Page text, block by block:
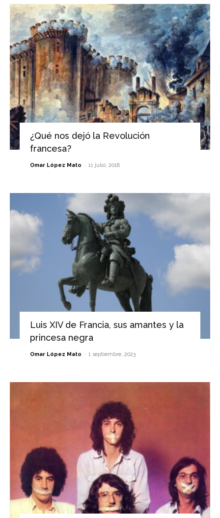
¿Qué nos dejó la Revolución
francesa?
Omar López Mato - 11 julio, 2018
Luis XIV de Francia, sus amantes y la
princesa negra
Omar López Mato - 1 septiembre, 2023